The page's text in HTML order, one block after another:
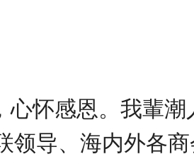
心怀感恩。我輩
领导、海内外各